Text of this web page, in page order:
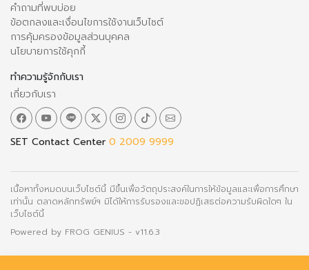
คำถามที่พบบ่อย
ข้อตกลงและเงื่อนไขการใช้งานเว็บไซต์
การคุ้มครองข้อมูลส่วนบุคคล
นโยบายการใช้คุกกี้
ทำความรู้จักกับเรา
เกี่ยวกับเรา
SET Contact Center 0 2009 9999
เนื้อหาทั้งหมดบนเว็บไซต์นี้ มีขึ้นเพื่อวัตถุประสงค์ในการให้ข้อมูลและเพื่อการศึกษา
เท่านั้น ตลาดหลักทรัพย์ฯ มิได้ให้การรับรองและขอปฏิเสธต่อความรับผิดใดๆ ใน
เว็บไซต์นี้
Powered by FROG GENIUS - v11.6.3